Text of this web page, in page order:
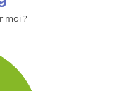
moi ?